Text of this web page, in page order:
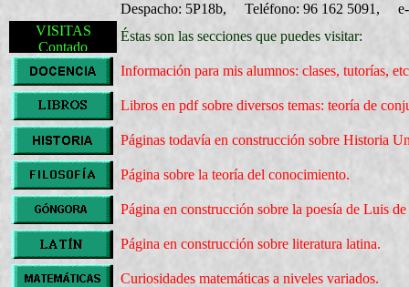
Despacho: 5P18b, Teléfono: 96 162 5091,
VISITAS
Éstas son las secciones que puedes visitar:
Información para mis alumnos: clases, tutorías,
Libros en pdf sobre diversos temas: teoría de
Páginas todavía en construcción sobre Historia
Página sobre la teoría del conocimiento.
Página en construcción sobre la poesía de Luis
Página en construcción sobre literatura latina.
Curiosidades matemáticas a niveles variados.